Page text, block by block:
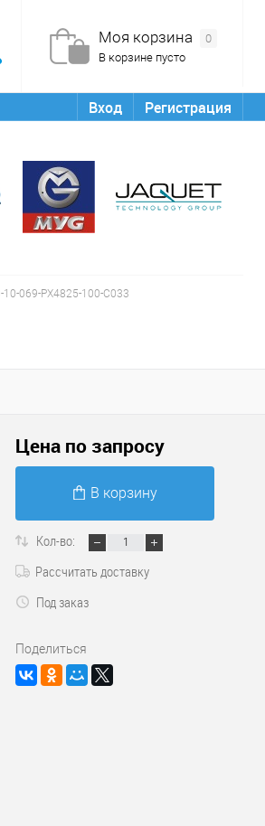
Моя корзина
0
В корзине пусто
Вход Регистрация
10-069-PX4825-100-C033
Цена по запросу
В корзину
Кол-во:
Рассчитать доставку
Под заказ
Поделиться